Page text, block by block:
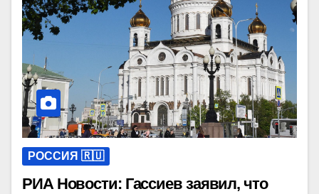
РОССИЯ 🇷🇺
РИА Новости: Гассиев заявил, что